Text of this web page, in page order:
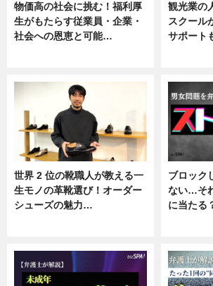
物価高の社会に挑む！福利厚
生がもたらす従業員・企業・
社会への恩恵と可能…
観光業の
スクール
サポート
世界 2 位の靴職人が教える一
生モノの革靴選び！オーダー
シューズの魅力…
ブロック
ない…そ
に当たる